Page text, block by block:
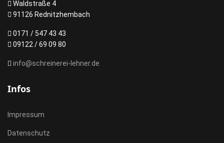
Waldstraße 4
91126 Rednitzhembach
0171 / 547 43 43
09122 / 69 09 80
info@schreinerei-lehner.de
Infos
Impressum
Datenschutz